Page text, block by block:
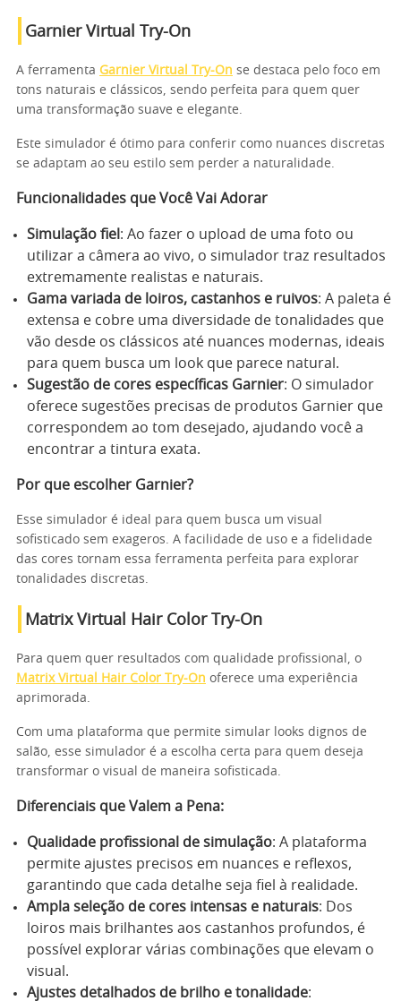
Garnier Virtual Try-On
A ferramenta Garnier Virtual Try-On se destaca pelo foco em
tons naturais e clássicos, sendo perfeita para quem quer
uma transformação suave e elegante.
Este simulador é ótimo para conferir como nuances discretas
se adaptam ao seu estilo sem perder a naturalidade.
Funcionalidades que Você Vai Adorar
Simulação fiel : Ao fazer o upload de uma foto ou
utilizar a câmera ao vivo, o simulador traz resultados
extremamente realistas e naturais.
Gama variada de loiros, castanhos e ruivos: A paleta é
extensa e cobre uma diversidade de tonalidades que
vão desde os clássicos até nuances modernas, ideais
para quem busca um look que parece natural.
Sugestão de cores específicas Garnier: O simulador
oferece sugestões precisas de produtos Garnier que
correspondem ao tom desejado, ajudando você a
encontrar a tintura exata.
Por que escolher Garnier?
Esse simulador é ideal para quem busca um visual
sofisticado sem exageros. A facilidade de uso e a fidelidade
das cores tornam essa ferramenta perfeita para explorar
tonalidades discretas.
Matrix Virtual Hair Color Try-On
Para quem quer resultados com qualidade profissional, o
Matrix Virtual Hair Color Try-On oferece uma experiência
aprimorada.
Com uma plataforma que permite simular looks dignos de
salão, esse simulador é a escolha certa para quem deseja
transformar o visual de maneira sofisticada.
Diferenciais que Valem a Pena:
Qualidade profissional de simulação: A plataforma
permite ajustes precisos em nuances e reflexos,
garantindo que cada detalhe seja fiel à realidade.
Ampla seleção de cores intensas e naturais: Dos
loiros mais brilhantes aos castanhos profundos, é
possível explorar várias combinações que elevam o
visual.
Ajustes detalhados de brilho e tonalidade: